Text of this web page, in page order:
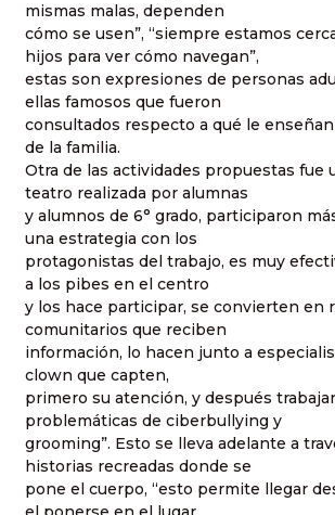
mismas malas, dependen
cómo se usen”, “siempre estamos
hijos para ver cómo navegan”,
estas son expresiones de personas
ellas famosos que fueron
consultados respecto a qué le
de la familia.
Otra de las actividades propuestas fue
teatro realizada por alumnas
y alumnos de 6° grado, participaron
una estrategia con los
protagonistas del trabajo, es muy
a los pibes en el centro
y los hace participar, se convierten en
comunitarios que reciben
información, lo hacen junto a
clown que capten,
primero su atención, y después
problemáticas de ciberbullying y
grooming”. Esto se lleva adelante a
historias recreadas donde se
pone el cuerpo, “esto permite llegar